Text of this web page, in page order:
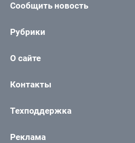
Сообщить новость
Рубрики
О сайте
Контакты
Техподдержка
Реклама